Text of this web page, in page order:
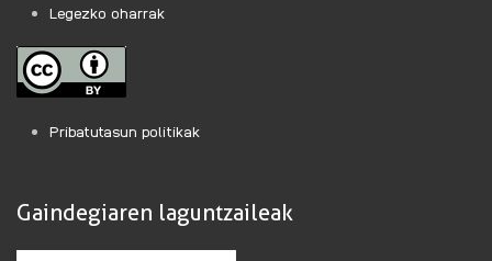
Legezko oharrak
Pribatutasun politikak
Gaindegiaren laguntzaileak